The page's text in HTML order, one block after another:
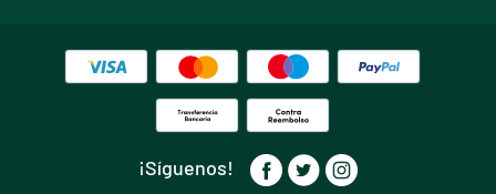
¡Síguenos!